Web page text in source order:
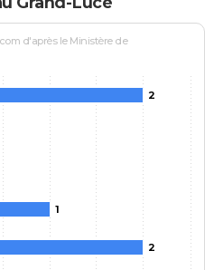
d'après le Ministère de
2
1
2